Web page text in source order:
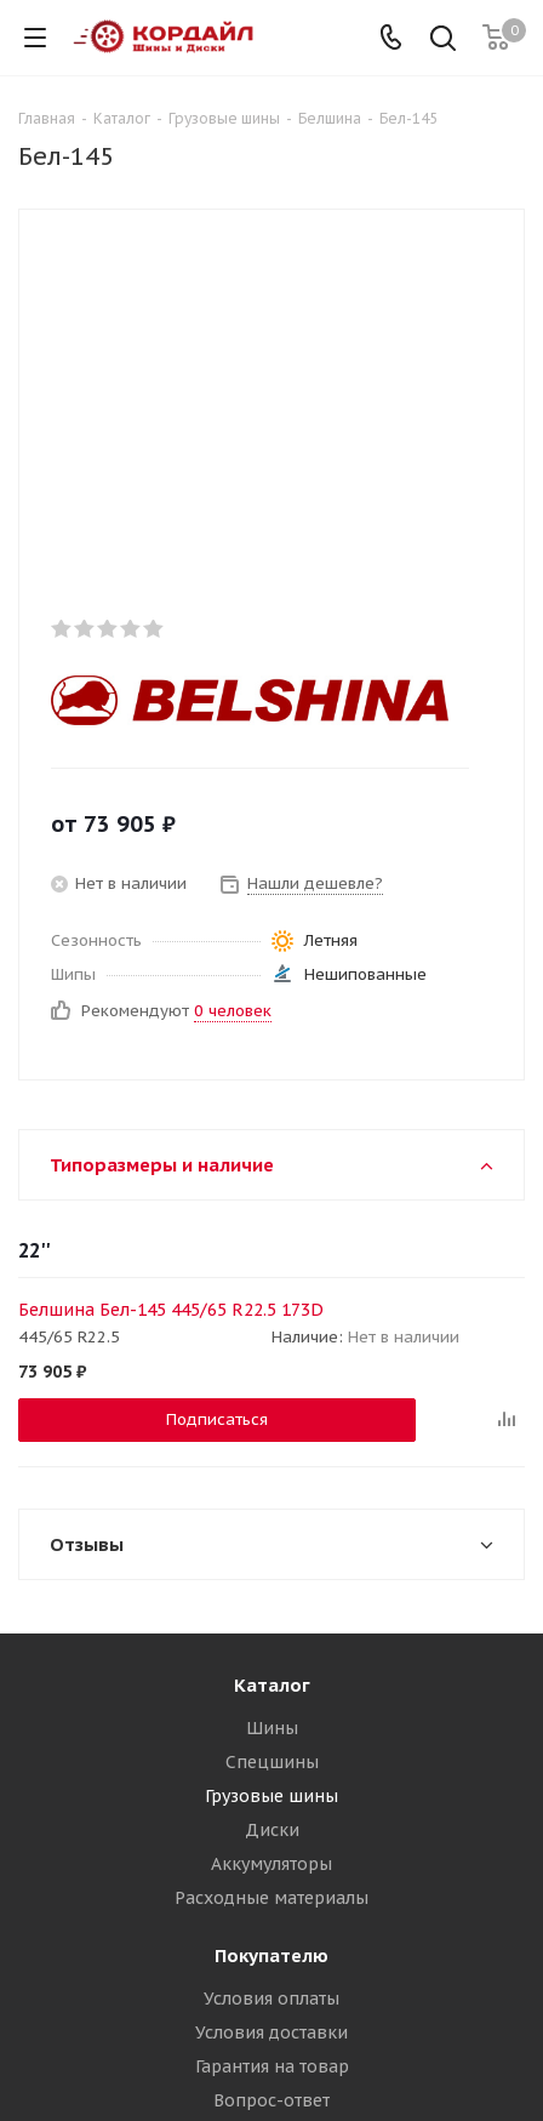
0
Главная - Каталог - Грузовые шины - Белшина - Бел-145
Бел-145
от 73 905 ₽
Нет в наличии Нашли дешевле?
Сезонность
Летняя
Шипы
Нешипованные
Рекомендуют 0 человек
Типоразмеры и наличие
22''
Белшина Бел-145 445/65 R22.5 173D
445/65 R22.5 Наличие: Нет в наличии
73 905 ₽
Подписаться
Отзывы
Каталог
Шины
Спецшины
Грузовые шины
Диски
Аккумуляторы
Расходные материалы
Покупателю
Условия оплаты
Условия доставки
Гарантия на товар
Вопрос-ответ